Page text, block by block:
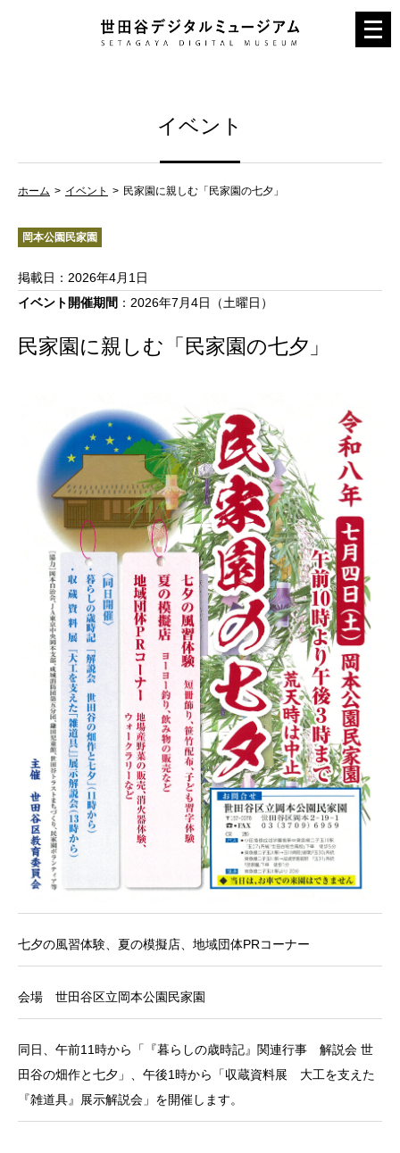
メ
ニ
イベント
ホーム イベント 民家園に親しむ「民家園の七夕」
岡本公園民家園
掲載日 ：2026年4月1日
イベント開催期間 ：2026年7月4日（土曜日）
民家園に親しむ「民家園の七夕」
七夕の風習体験、夏の模擬店、地域団体PRコーナー
会場 世田谷区立岡本公園民家園
同日、午前11時から「『暮らしの歳時記』関連行事 解説会 世
田谷の畑作と七夕」、午後1時から「収蔵資料展 大工を支えた
『雑道具』展示解説会」を開催します。